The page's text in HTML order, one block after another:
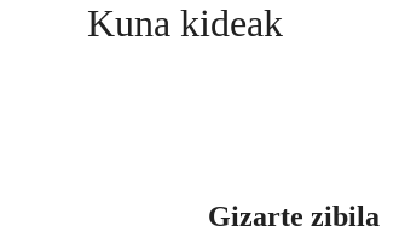
Kuna kideak
Gizarte zibila